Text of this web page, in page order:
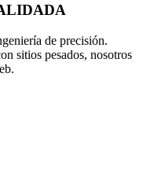
de precisión.
sitios pesados, nosotros